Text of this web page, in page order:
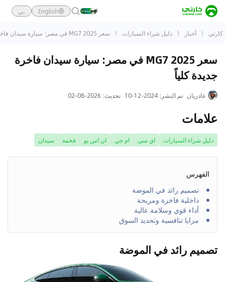
English ـي
كارتي أخبار دليل شراء السيارات سعر MG7 2025 في مصر: سيارة سيدان فاخرة جديدة كلياً
سعر MG7 2025 في مصر: سيارة سيدان فاخرة
جديدة كلياً
عادريان تم النشر :
2024-12-10 تحديث:
2026-08-02
علامات
دليل شراء السيارات اي سي ام جي ان اس يو فخمة سيدان
الفهرس
تصميم رائد في الموضة
داخلية فاخرة ومريحة
أداء قوي وسلامة عالية
مزايا تنافسية وتحديد السوق
تصميم رائد في الموضة